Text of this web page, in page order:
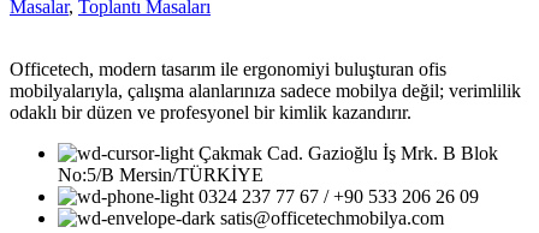
Masalar, Toplantı Masaları
Officetech, modern tasarım ile ergonomiyi buluşturan ofis
mobilyalarıyla, çalışma alanlarınıza sadece mobilya değil; verimlilik
odaklı bir düzen ve profesyonel bir kimlik kazandırır.
Çakmak Cad. Gazioğlu İş Mrk. B Blok
No:5/B Mersin/TÜRKİYE
0324 237 77 67 / +90 533 206 26 09
satis@officetechmobilya.com